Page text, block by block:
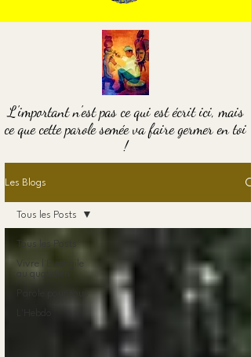
L'important n'est pas ce qui est écrit ici, mais
ce que cette parole semée va faire germer en toi
!
Les Blogs
Tous les Posts
Vivre l'Evangile
au quotidien
Tous les Posts